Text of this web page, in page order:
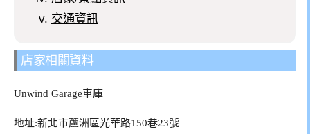
交通資訊
店家相關資料
Unwind Garage車庫
地址:新北市蘆洲區光華路150巷23號